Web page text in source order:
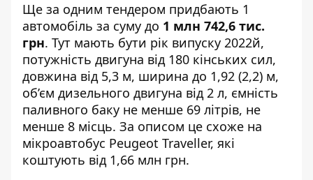
Ще за одним тендером придбають 1
автомобіль за суму до 1 млн 742,6 тис.
грн. Тут мають бути рік випуску 2022й,
потужність двигуна від 180 кінських сил,
довжина від 5,3 м, ширина до 1,92 (2,2) м,
об’єм дизельного двигуна від 2 л, ємність
паливного баку не менше 69 літрів, не
менше 8 місць. За описом це схоже на
мікроавтобус Peugeot Traveller, які
коштують від 1,66 млн грн.